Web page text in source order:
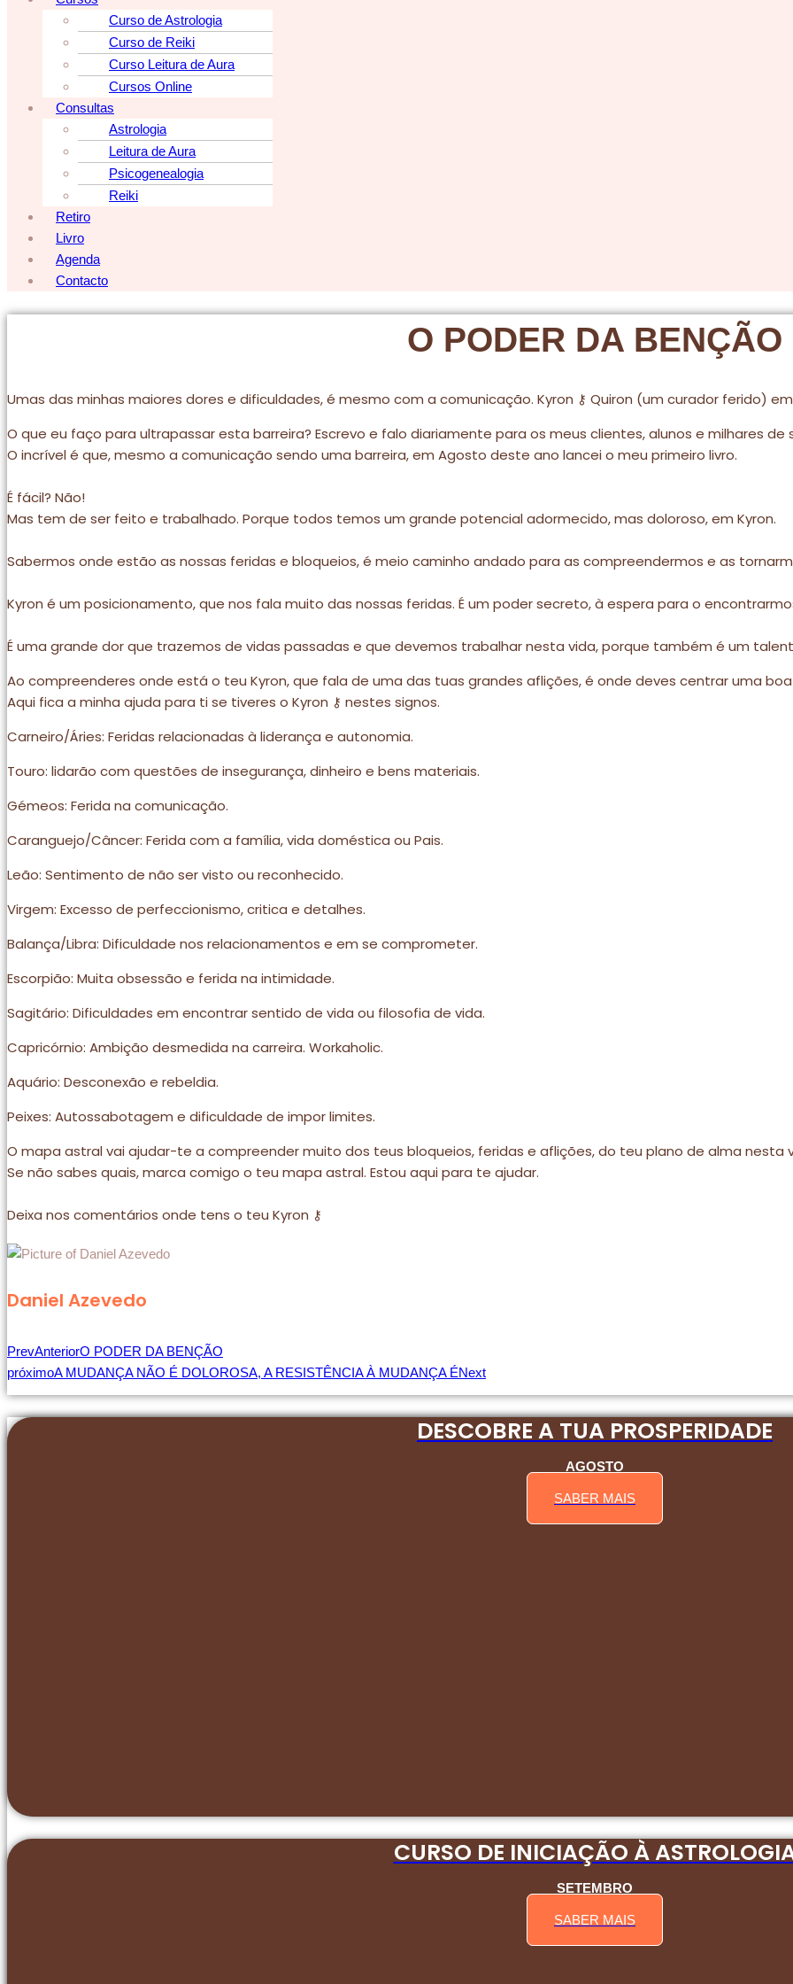
Curso de Astrologia
Curso de Reiki
Curso Leitura de Aura
Cursos Online
Consultas
Astrologia
Leitura de Aura
Psicogenealogia
Reiki
Retiro
Livro
Agenda
Contacto
O PODER DA BENÇÃO
Umas das minhas maiores dores e dificuldades, é mesmo com a comunicação. Kyron ⚷ Quiron (um curador ferido)
O que eu faço para ultrapassar esta barreira? Escrevo e falo diariamente para os meus clientes, alunos e milhares de
O incrível é que, mesmo a comunicação sendo uma barreira, em Agosto deste ano lancei o meu primeiro livro.
É fácil? Não!
Mas tem de ser feito e trabalhado. Porque todos temos um grande potencial adormecido, mas doloroso, em Kyron.
Sabermos onde estão as nossas feridas e bloqueios, é meio caminho andado para as compreendermos e as
Kyron é um posicionamento, que nos fala muito das nossas feridas. É um poder secreto, à espera para o
É uma grande dor que trazemos de vidas passadas e que devemos trabalhar nesta vida, porque também é um
Ao compreenderes onde está o teu Kyron, que fala de uma das tuas grandes aflições, é onde deves centrar uma
Aqui fica a minha ajuda para ti se tiveres o Kyron ⚷ nestes signos.
Carneiro/Áries: Feridas relacionadas à liderança e autonomia.
Touro: lidarão com questões de insegurança, dinheiro e bens materiais.
Gémeos: Ferida na comunicação.
Caranguejo/Câncer: Ferida com a família, vida doméstica ou Pais.
Leão: Sentimento de não ser visto ou reconhecido.
Virgem: Excesso de perfeccionismo, critica e detalhes.
Balança/Libra: Dificuldade nos relacionamentos e em se comprometer.
Escorpião: Muita obsessão e ferida na intimidade.
Sagitário: Dificuldades em encontrar sentido de vida ou filosofia de vida.
Capricórnio: Ambição desmedida na carreira. Workaholic.
Aquário: Desconexão e rebeldia.
Peixes: Autossabotagem e dificuldade de impor limites.
O mapa astral vai ajudar-te a compreender muito dos teus bloqueios, feridas e aflições, do teu plano de alma nesta
Se não sabes quais, marca comigo o teu mapa astral. Estou aqui para te ajudar.
Deixa nos comentários onde tens o teu Kyron ⚷
Daniel Azevedo
PrevAnteriorO PODER DA BENÇÃO
próximoA MUDANÇA NÃO É DOLOROSA, A RESISTÊNCIA À MUDANÇA ÉNext
DESCOBRE A TUA PROSPERIDADE
AGOSTO
SABER MAIS
CURSO DE INICIAÇÃO À
SETEMBRO
SABER MAIS